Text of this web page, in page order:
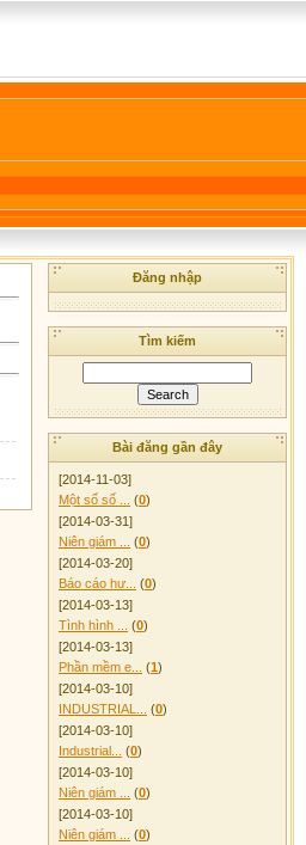
Đăng nhập
Tìm kiếm
Bài đăng gần đây
[2014-11-03]
Một số số ...
(0)
[2014-03-31]
Niên giám ...
(0)
[2014-03-20]
Báo cáo hư...
(0)
[2014-03-13]
Tình hình ...
(0)
[2014-03-13]
Phần mềm e...
(1)
[2014-03-10]
INDUSTRIAL...
(0)
[2014-03-10]
Industrial...
(0)
[2014-03-10]
Niên giám ...
(0)
[2014-03-10]
Niên giám ...
(0)